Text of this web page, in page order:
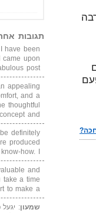
תגובות
have been
came upon
post. ...
appealing
and a
thoughtful
concept and ...
definitely
produced
how. I ...
and
take a time
to make a ...
שמעון: